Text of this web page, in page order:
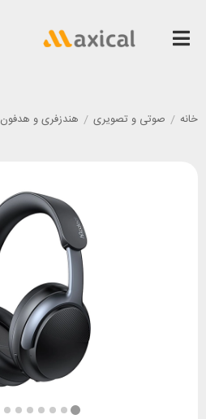
خانه / صوتی و تصویری / هندزفری و هدفون